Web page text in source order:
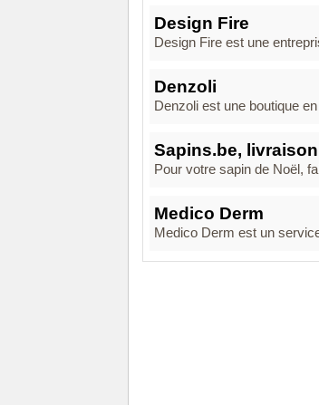
Design Fire
Design Fire est une
Denzoli
Denzoli est une boutique
Sapins.be,
Pour votre sapin de Noël,
Medico Derm
Medico Derm est un